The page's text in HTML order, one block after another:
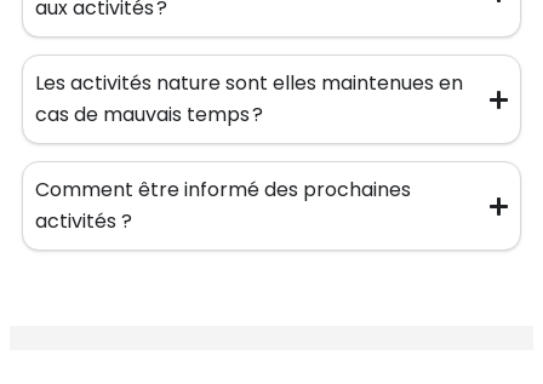
aux activités ?
Les activités nature sont elles maintenues en
cas de mauvais temps ?
Comment être informé des prochaines
activités ?